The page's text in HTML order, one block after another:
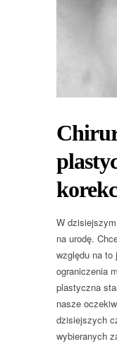
W
na urodę.
względu na to
ograniczenia
plastyczna
nasze
dzisiejszych
wybieranych